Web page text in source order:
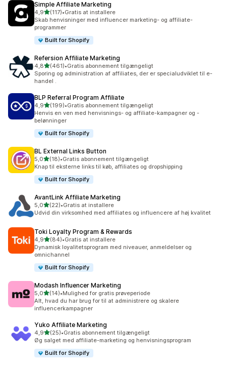
Simple Affiliate Marketing
4,9ud af 5 stjerner
(117)
117 anmeldelser i alt
•Gratis at installere
Skab henvisninger med influencer marketing- og affiliate-
programmer
Built for Shopify
Refersion Affiliate Marketing
4,8ud af 5 stjerner
(461)
461 anmeldelser i alt
•Gratis abonnement tilgængeligt
Sporing og administration af affiliates, der er specialudviklet til e-
handel .
BLP Referral Program Affiliate
4,9ud af 5 stjerner
(199)
199 anmeldelser i alt
•Gratis abonnement tilgængeligt
Henvis en ven med henvisnings- og affiliate-kampagner og -
belønninger
Built for Shopify
BL External Links Button
5,0ud af 5 stjerner
(18)
18 anmeldelser i alt
•Gratis abonnement tilgængeligt
Knap til eksterne links til køb, affiliates og dropshipping
Built for Shopify
AvantLink Affiliate Marketing
5,0ud af 5 stjerner
(22)
22 anmeldelser i alt
•Gratis at installere
Udvid din virksomhed med affiliates og influencere af høj kvalitet
Toki Loyalty Program & Rewards
4,9ud af 5 stjerner
(84)
84 anmeldelser i alt
•Gratis at installere
Dynamisk loyalitetsprogram med niveauer, anmeldelser og
omnichannel
Built for Shopify
Modash Influencer Marketing
5,0ud af 5 stjerner
(14)
14 anmeldelser i alt
•Mulighed for gratis prøveperiode
Alt, hvad du har brug for til at administrere og skalere
influencerkampagner
Yuko Affiliate Marketing
4,9ud af 5 stjerner
(25)
25 anmeldelser i alt
•Gratis abonnement tilgængeligt
Øg salget med affiliate-marketing og henvisningsprogram
Built for Shopify